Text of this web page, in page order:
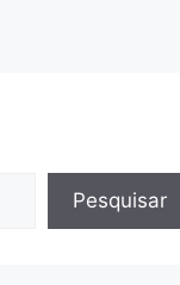
Pesquisar